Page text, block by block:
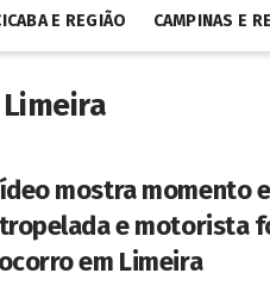
E REGIÃO CAMPINAS E
mostra momento
e motorista
em Limeira